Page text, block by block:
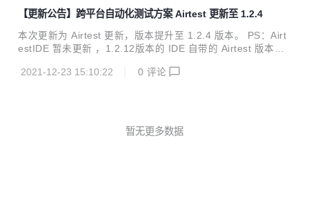
【更新公告】跨平台自动化测试方案 Airtest 更新至 1.2.4
本次更新为 Airtest 更新，版本提升至 1.2.4 版本。 PS：Airt
estIDE 暂未更新 ，1.2.12版本的 IDE 自带的 Airtest 版本仍
Android12的支持 新增Android 12的minicap截图支持。 如果
备。（当然，后续更新了AirtestIDE的版本之后，就可以直接
2021-12-23 15:10:22 0 评论
暂无更多数据